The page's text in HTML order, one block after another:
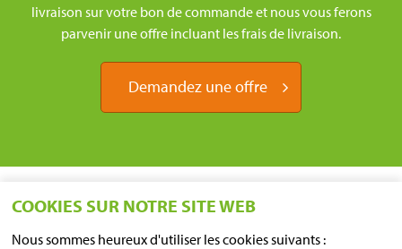
COOKIES SUR NOTRE SITE WEB
Nous sommes heureux d'utiliser les cookies suivants :
livraison sur votre bon de commande et nous vous ferons
parvenir une offre incluant les frais de livraison.
Demandez une offre